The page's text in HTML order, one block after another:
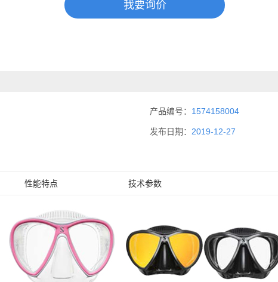
我要询价
产品编号： 1574158004
发布日期： 2019-12-27
性能特点 技术参数